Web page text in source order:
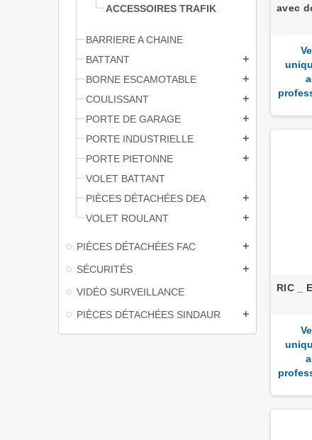
ACCESSOIRES TRAFIK
BARRIERE A CHAINE
BATTANT
add
BORNE ESCAMOTABLE add
COULISSANT add
PORTE DE GARAGE add
PORTE INDUSTRIELLE add
PORTE PIETONNE add
VOLET BATTANT
PIÈCES DÉTACHÉES DEA
add
VOLET ROULANT add
PIÈCES DÉTACHÉES FAC add
SÉCURITÉS add
VIDÉO SURVEILLANCE
PIÈCES DÉTACHÉES SINDAUR
add
avec
RIC _